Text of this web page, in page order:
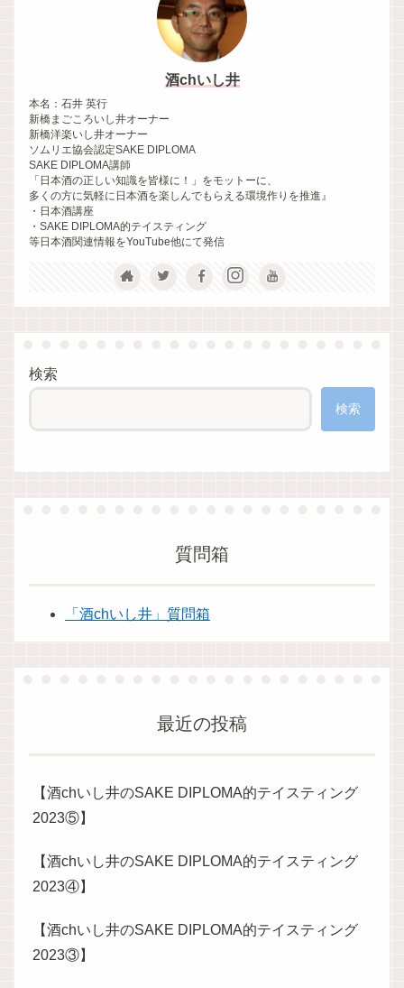
酒chいし井
本名：石井 英行
新橋まごころいし井オーナー
新橋洋楽いし井オーナー
ソムリエ協会認定SAKE DIPLOMA
SAKE DIPLOMA講師
「日本酒の正しい知識を皆様に！」をモットーに、
多くの方に気軽に日本酒を楽しんでもらえる環境作りを推進』
・日本酒講座
・SAKE DIPLOMA的テイスティング
等日本酒関連情報をYouTube他にて発信
検索
検索
質問箱
「酒chいし井」質問箱
最近の投稿
【酒chいし井のSAKE DIPLOMA的テイスティング
2023⑤】
【酒chいし井のSAKE DIPLOMA的テイスティング
2023④】
【酒chいし井のSAKE DIPLOMA的テイスティング
2023③】